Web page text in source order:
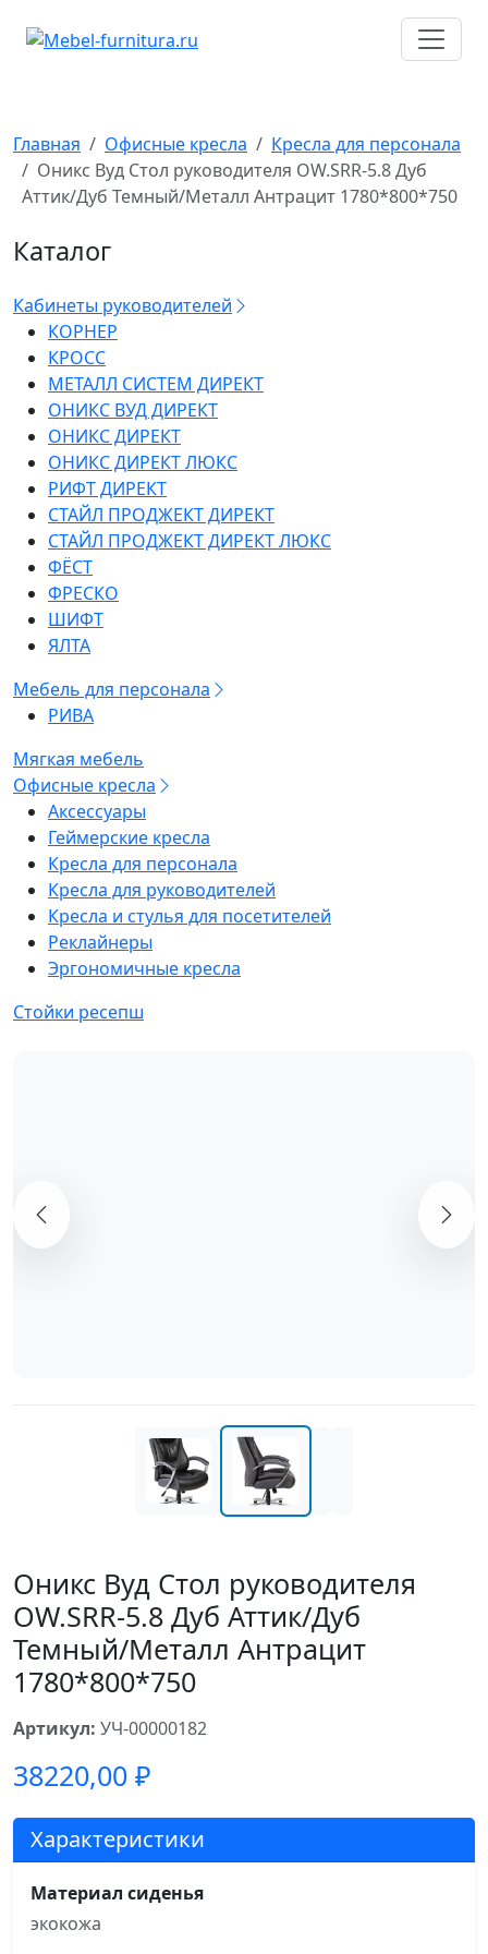
Главная Офисные кресла
Кресла для персонала
Оникс Вуд Стол руководителя OW.SRR-5.8 Дуб
Аттик/Дуб Темный/Металл Антрацит 1780*800*750
Каталог
Кабинеты руководителей
КОРНЕР
КРОСС
МЕТАЛЛ СИСТЕМ ДИРЕКТ
ОНИКС ВУД ДИРЕКТ
ОНИКС ДИРЕКТ
ОНИКС ДИРЕКТ ЛЮКС
РИФТ ДИРЕКТ
СТАЙЛ ПРОДЖЕКТ ДИРЕКТ
СТАЙЛ ПРОДЖЕКТ ДИРЕКТ ЛЮКС
ФЁСТ
ФРЕСКО
ШИФТ
ЯЛТА
Мебель для персонала
РИВА
Мягкая мебель
Офисные кресла
Аксессуары
Геймерские кресла
Кресла для персонала
Кресла для руководителей
Кресла и стулья для посетителей
Реклайнеры
Эргономичные кресла
Стойки ресепш
Оникс Вуд Стол руководителя
OW.SRR-5.8 Дуб Аттик/Дуб
Темный/Металл Антрацит
1780*800*750
Артикул: УЧ-00000182
38220,00 ₽
Характеристики
Материал сиденья
экокожа